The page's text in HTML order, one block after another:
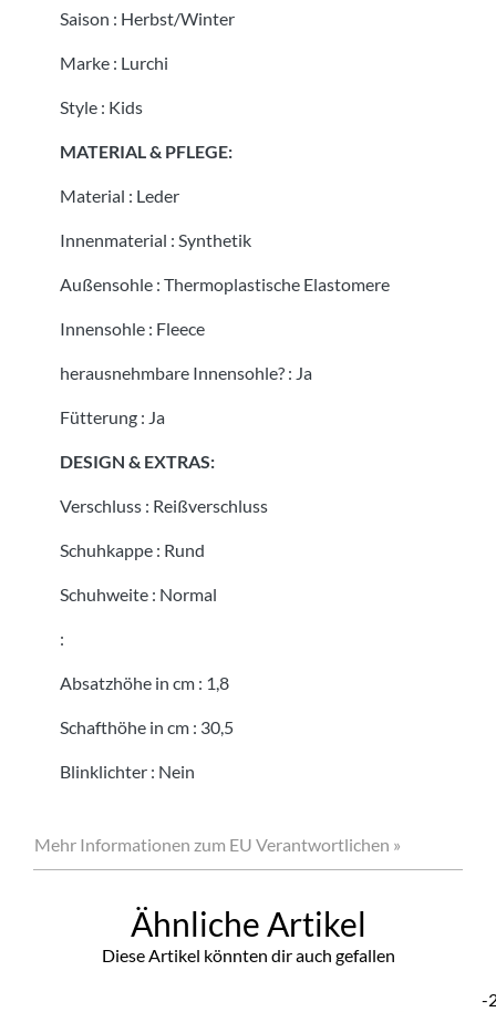
Saison : Herbst/Winter
Marke : Lurchi
Style : Kids
MATERIAL & PFLEGE:
Material : Leder
Innenmaterial : Synthetik
Außensohle : Thermoplastische Elastomere
Innensohle : Fleece
herausnehmbare Innensohle? : Ja
Fütterung : Ja
DESIGN & EXTRAS:
Verschluss : Reißverschluss
Schuhkappe : Rund
Schuhweite : Normal
:
Absatzhöhe in cm : 1,8
Schafthöhe in cm : 30,5
Blinklichter : Nein
Mehr Informationen zum EU Verantwortlichen »
Ähnliche Artikel
Diese Artikel könnten dir auch gefallen
-